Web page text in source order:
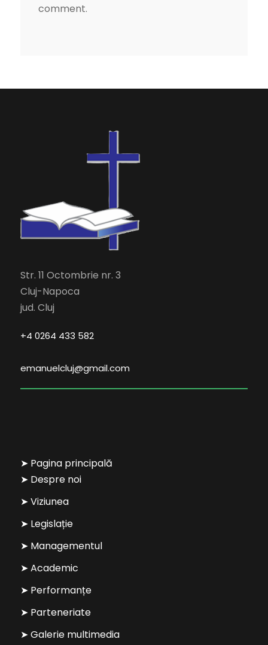
comment.
Str. 11 Octombrie nr. 3
Cluj-Napoca
jud. Cluj
+4 0264 433 582
emanuelcluj@gmail.com
➤ Pagina principală
➤ Despre noi
➤ Viziunea
➤ Legislație
➤ Managementul
➤ Academic
➤ Performanțe
➤ Parteneriate
➤ Galerie multimedia